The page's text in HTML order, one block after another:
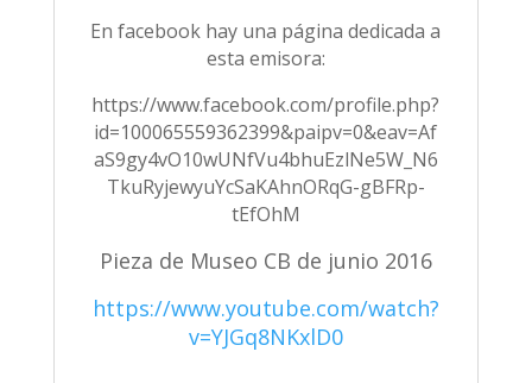
En facebook hay una página dedicada a
esta emisora:
https://www.facebook.com/profile.php?
id=100065559362399&paipv=0&eav=Af
aS9gy4vO10wUNfVu4bhuEzlNe5W_N6
TkuRyjewyuYcSaKAhnORqG-gBFRp-
tEfOhM
Pieza de Museo CB de junio 2016
https://www.youtube.com/watch?
v=YJGq8NKxlD0